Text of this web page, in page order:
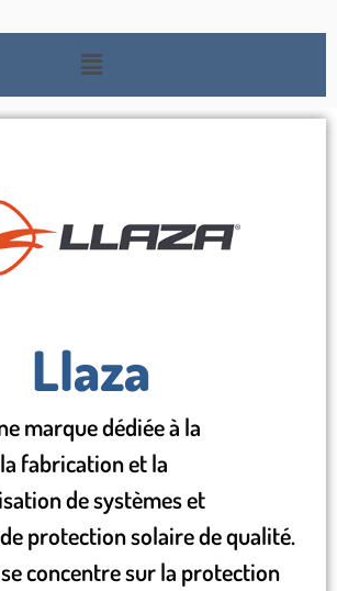
Llaza
marque dédiée à la
fabrication et la
de systèmes et
protection solaire de qualité.
concentre sur la protection